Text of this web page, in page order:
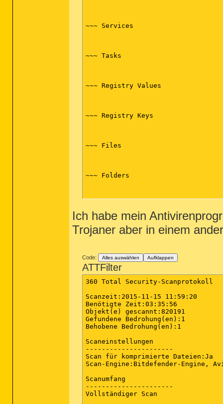
~~~ Services
~~~ Tasks
~~~ Registry Values
~~~ Registry Keys
~~~ Files
~~~ Folders
Scan was completed on 15.11.2015
End of JRT log
Ich habe mein
Trojaner aber in einem
Code: Alles auswählen Aufklappen
ATTFilter
360 Total Security-Scanprotokoll
Scanzeit:2015-11-15 11:59:20
Benötigte Zeit:03:35:56
Objekt(e) gescannt:820191
Gefundene Bedrohung(en):1
Behobene Bedrohung(en):1
Scaneinstellungen
----------------------
Scan für komprimierte Dateien:Ja
Scan-Engine:Bitdefender-Engine,
Scanumfang
----------------------
Vollständiger Scan